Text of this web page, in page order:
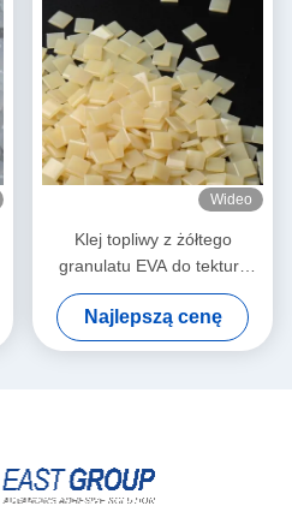
Wideo
Klej topliwy z żółtego
granulatu EVA do tektury
falistej
Najlepszą cenę